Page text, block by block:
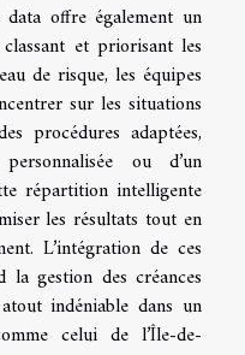
offre également un
et priorisant les
de risque, les équipes
sur les situations
procédures adaptées,
ou d’un
répartition intelligente
les résultats tout en
L’intégration de ces
la gestion des créances
indéniable dans un
celui de l’Île-de-